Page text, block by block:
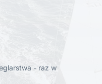
- raz w